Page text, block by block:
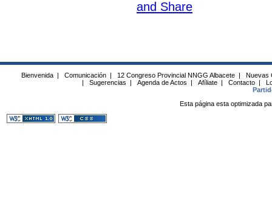
Bienvenida | Comunicación | 12 Congreso Provincial NNGG Albacete |
Nuevas
|
Sugerencias | Agenda de Actos | Afíliate | Contacto |
Esta página esta optimizada